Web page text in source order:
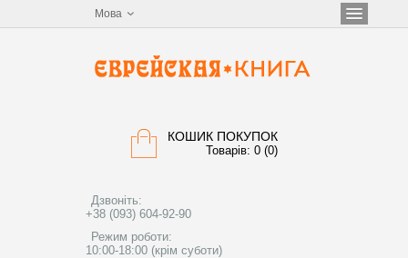
Мова
КОШИК ПОКУПОК
Товарів: 0 (0)
Дзвоніть:
+38 (093) 604-92-90
Режим роботи:
10:00-18:00 (крім суботи)